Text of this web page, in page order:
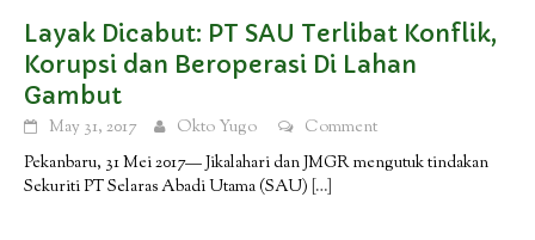
Layak Dicabut: PT SAU Terlibat Konflik,
Korupsi dan Beroperasi Di Lahan
Gambut
May 31, 2017 Okto Yugo
Comment
Pekanbaru, 31 Mei 2017— Jikalahari dan JMGR mengutuk tindakan
Sekuriti PT Selaras Abadi Utama (SAU) […]